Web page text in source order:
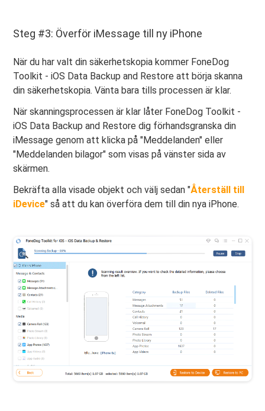
Steg #3: Överför iMessage till ny iPhone
När du har valt din säkerhetskopia kommer FoneDog
Toolkit - iOS Data Backup and Restore att börja skanna
din säkerhetskopia. Vänta bara tills processen är klar.
När skanningsprocessen är klar låter FoneDog Toolkit -
iOS Data Backup and Restore dig förhandsgranska din
iMessage genom att klicka på "Meddelanden" eller
"Meddelanden bilagor" som visas på vänster sida av
skärmen.
Bekräfta alla visade objekt och välj sedan "Återställ till
iDevice" så att du kan överföra dem till din nya iPhone.